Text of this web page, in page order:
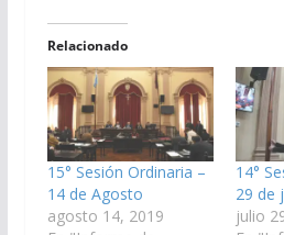
Relacionado
15° Sesión Ordinaria –
14 de Agosto
agosto 14, 2019
14°
29 de
julio